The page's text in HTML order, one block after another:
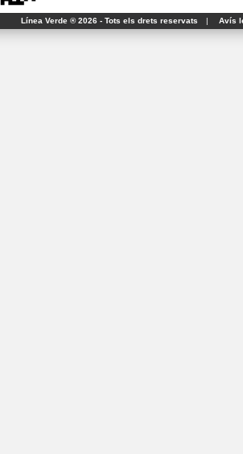
Línea Verde ® 2026 - Tots els drets reservats | Avís